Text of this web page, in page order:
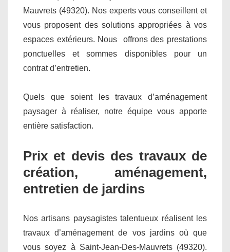
Mauvrets (49320). Nos experts vous conseillent et
vous proposent des solutions appropriées à vos
espaces extérieurs. Nous offrons des prestations
ponctuelles et sommes disponibles pour un
contrat d’entretien.
Quels que soient les travaux d’aménagement
paysager à réaliser, notre équipe vous apporte
entière satisfaction.
Prix et devis des travaux de
création, aménagement,
entretien de jardins
Nos artisans paysagistes talentueux réalisent les
travaux d’aménagement de vos jardins où que
vous soyez à Saint-Jean-Des-Mauvrets (49320).